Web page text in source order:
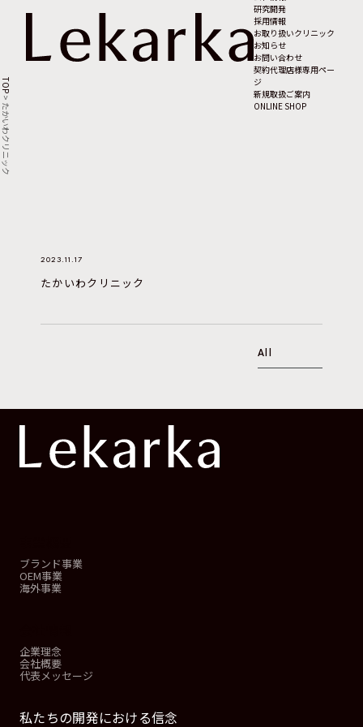
研究開発
採用情報
お取り扱いクリニック
お知らせ
お問い合わせ
契約代理店様専用ペー
ジ
新規取扱ご案内
ONLINE SHOP
TOP
>
たかいわクリニック
2023.11.17
たかいわクリニック
All
ブランド事業
OEM事業
海外事業
企業理念
会社概要
代表メッセージ
私たちの開発における信念